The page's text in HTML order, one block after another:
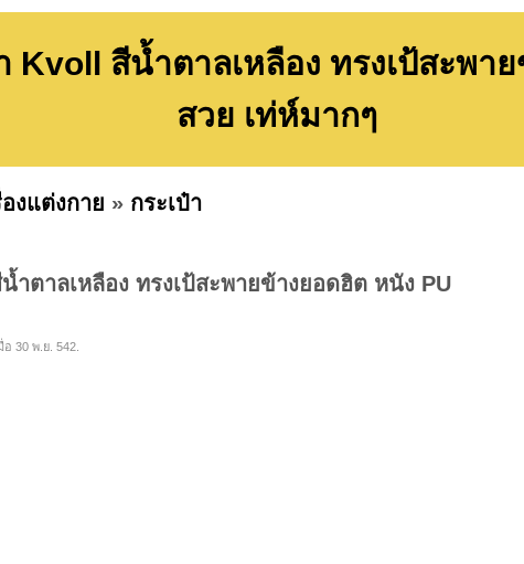
Kvoll สีน้ำตาลเหลือง ทรงเป้สะพา
สวย เท่ห์มากๆ
งแต่งกาย » กระเป๋า
ำตาลเหลือง ทรงเป้สะพายข้างยอดฮิต หนัง PU
30 พ.ย. 542.